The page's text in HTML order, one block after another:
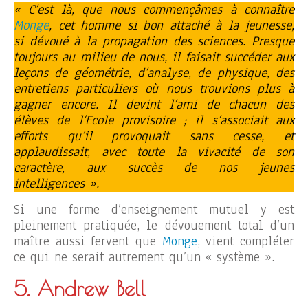
« C’est là, que nous commençâmes à connaître
Monge, cet homme si bon attaché à la jeunesse,
si dévoué à la propagation des sciences. Presque
toujours au milieu de nous, il faisait succéder aux
leçons de géométrie, d’analyse, de physique, des
entretiens particuliers où nous trouvions plus à
gagner encore. Il devint l’ami de chacun des
élèves de l’Ecole provisoire ; il s’associait aux
efforts qu’il provoquait sans cesse, et
applaudissait, avec toute la vivacité de son
caractère, aux succès de nos jeunes
intelligences ».
Si une forme d’enseignement mutuel y est
pleinement pratiquée, le dévouement total d’un
maître aussi fervent que Monge, vient compléter
ce qui ne serait autrement qu’un « système ».
5. Andrew Bell